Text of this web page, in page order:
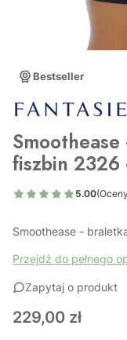
Bestseller
fiszbin 2326
5.00
Smoothease -
Przejdź do pełnego
Zapytaj o produkt
Cena
229,00 zł